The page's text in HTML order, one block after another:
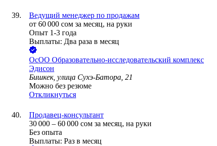
Ведущий менеджер по продажам
от 60 000 сом за месяц, на руки
Опыт 1-3 года
Выплаты: Два раза в месяц
ОсОО Образовательно-исследовательский комплекс
Эдисон
Бишкек, улица Сухэ-Батора, 21
Можно без резюме
Откликнуться
Продавец-консультант
30 000 – 60 000 сом за месяц, на руки
Без опыта
Выплаты: Раз в месяц